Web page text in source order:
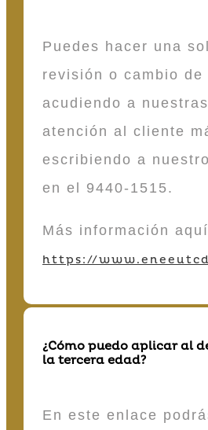
Puedes hacer una
revisión o cambio de
acudiendo a
atención al cliente
escribiendo a
en el 9440-1515.
Más información
https://
¿Cómo puedo aplicar al
la tercera edad?
En este enlace